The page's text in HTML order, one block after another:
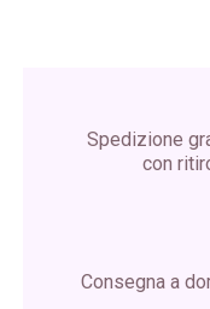
Spedizione
con
Consegna a